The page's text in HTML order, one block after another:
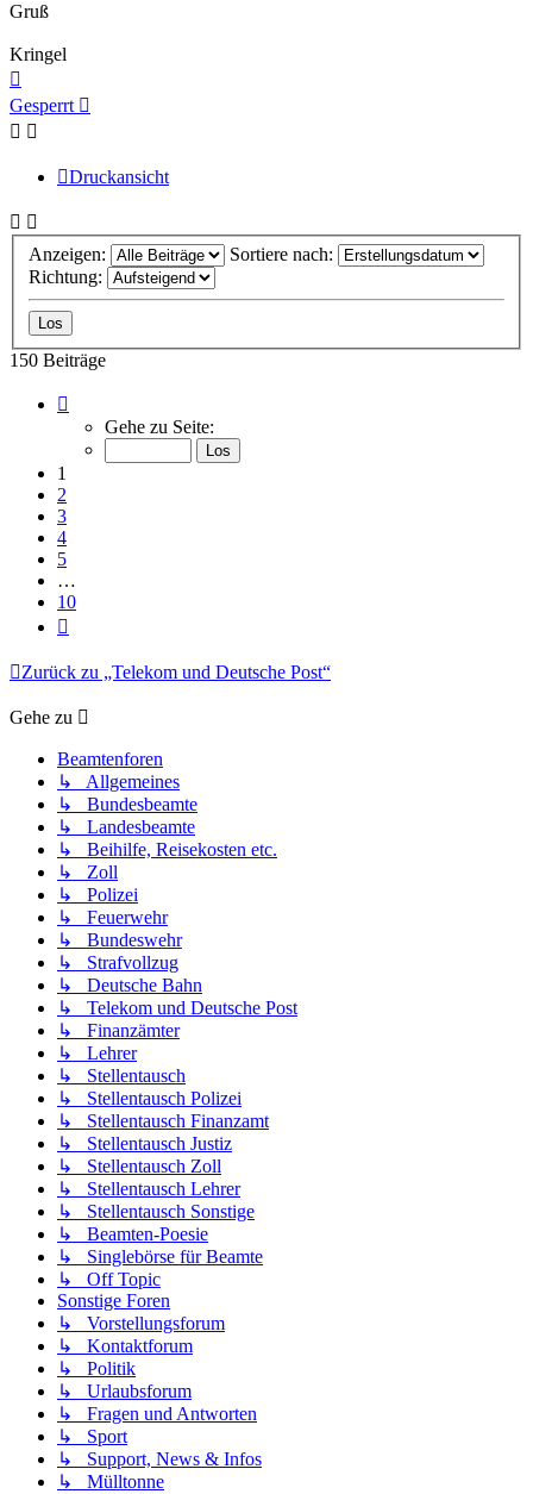
Gruß
Kringel
oben
Gesperrt
Druckansicht
Anzeigen:
Sortiere nach:
Richtung:
150 Beiträge
von
Gehe zu Seite:
1
2
3
4
5
…
10
Zurück zu „Telekom und Deutsche Post“
Gehe zu
Beamtenforen
↳ Allgemeines
↳ Bundesbeamte
↳ Landesbeamte
↳ Beihilfe, Reisekosten etc.
↳ Zoll
↳ Polizei
↳ Feuerwehr
↳ Bundeswehr
↳ Strafvollzug
↳ Deutsche Bahn
↳ Telekom und Deutsche Post
↳ Finanzämter
↳ Lehrer
↳ Stellentausch
↳ Stellentausch Polizei
↳ Stellentausch Finanzamt
↳ Stellentausch Justiz
↳ Stellentausch Zoll
↳ Stellentausch Lehrer
↳ Stellentausch Sonstige
↳ Beamten-Poesie
↳ Singlebörse für Beamte
↳ Off Topic
Sonstige Foren
↳ Vorstellungsforum
↳ Kontaktforum
↳ Politik
↳ Urlaubsforum
↳ Fragen und Antworten
↳ Sport
↳ Support, News & Infos
↳ Mülltonne